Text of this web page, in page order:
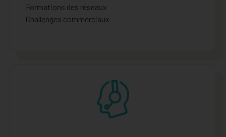
Formations des réseaux
Challenges commerciaux